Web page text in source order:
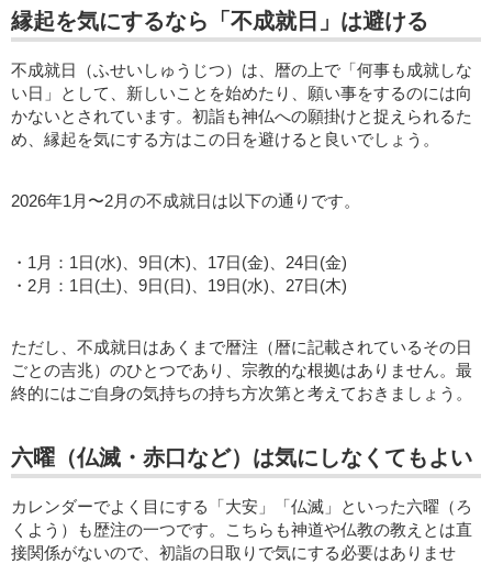
縁起を気にするなら「不成就日」は避ける
不成就日（ふせいしゅうじつ）は、暦の上で「何事も成就しな
い日」として、新しいことを始めたり、願い事をするのには向
かないとされています。初詣も神仏への願掛けと捉えられるた
め、縁起を気にする方はこの日を避けると良いでしょう。
2026年1月〜2月の不成就日は以下の通りです。
・1月：1日(水)、9日(木)、17日(金)、24日(金)
・2月：1日(土)、9日(日)、19日(水)、27日(木)
ただし、不成就日はあくまで暦注（暦に記載されているその日
ごとの吉兆）のひとつであり、宗教的な根拠はありません。最
終的にはご自身の気持ちの持ち方次第と考えておきましょう。
六曜（仏滅・赤口など）は気にしなくてもよい
カレンダーでよく目にする「大安」「仏滅」といった六曜（ろ
くよう）も歴注の一つです。こちらも神道や仏教の教えとは直
接関係がないので、初詣の日取りで気にする必要はありませ